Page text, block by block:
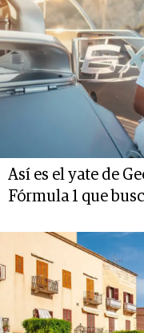
Así es el yate de
Fórmula 1 que